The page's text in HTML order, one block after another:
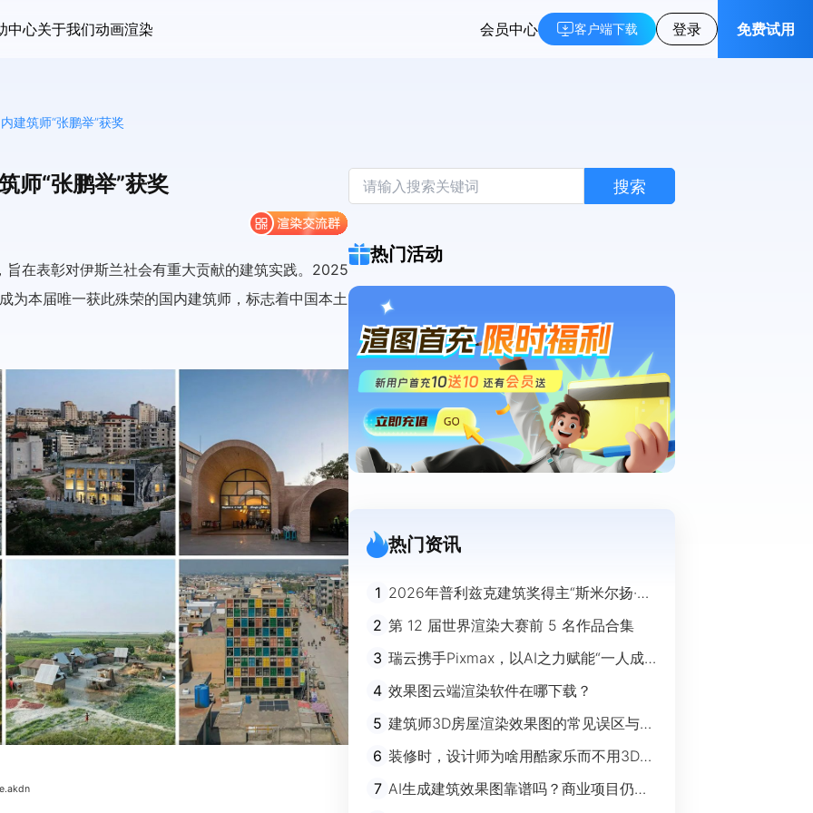
中心关于我们动画渲染 会员中心 客户端下载 登录 免费试用
建筑师“张鹏举”获奖
师“张鹏举”获奖
在表彰对伊斯兰社会有重大贡献的建筑实践。2025
为本届唯一获此殊荣的国内建筑师，标志着中国本土
搜索
热门活动
热门资讯
1 2026年普利兹克建筑奖得主“斯米尔扬·拉
迪奇”经典作品欣赏
2 第 12 届世界渲染大赛前 5 名作品合集
3 瑞云携手Pixmax，以AI之力赋能“一人成
4 效果图云端渲染软件在哪下载？
5 建筑师3D房屋渲染效果图的常见误区与规
避指南
6 装修时，设计师为啥用酷家乐而不用3Ds
max？
7 AI生成建筑效果图靠谱吗？商业项目仍离